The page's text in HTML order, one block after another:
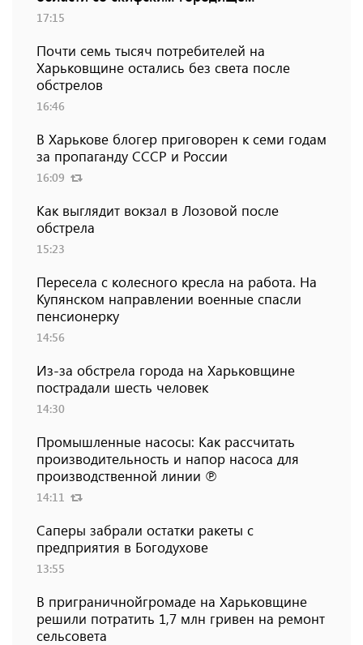
17:15
Почти семь тысяч потребителей на
Харьковщине остались без света после
обстрелов
16:46
В Харькове блогер приговорен к семи годам
за пропаганду СССР и России
16:09
Как выглядит вокзал в Лозовой после
обстрела
15:23
Пересела с колесного кресла на работа. На
Купянском направлении военные спасли
пенсионерку
14:56
Из-за обстрела города на Харьковщине
пострадали шесть человек
14:30
Промышленные насосы: Как рассчитать
производительность и напор насоса для
производственной линии ℗
14:11
Саперы забрали остатки ракеты с
предприятия в Богодухове
13:55
В приграничнойгромаде на Харьковщине
решили потратить 1,7 млн ​​гривен на ремонт
сельсовета